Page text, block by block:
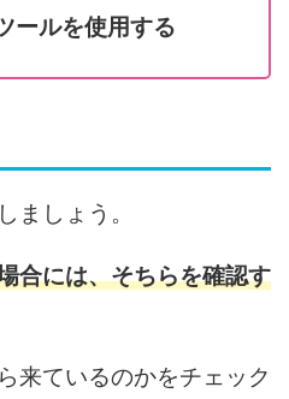
ールを使用する
ましょう。
合には、そちらを確認す
来ているのかをチェック